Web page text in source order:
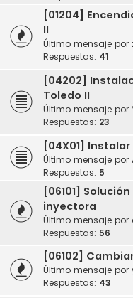
[01204]
II
Último mensaje por
Respuestas: 41
[04202]
Toledo II
Último mensaje por
Respuestas: 23
[04X01]
Último mensaje por
Respuestas: 5
[06101]
inyectora
Último mensaje por
Respuestas: 56
[06102]
Último mensaje por
Respuestas: 43